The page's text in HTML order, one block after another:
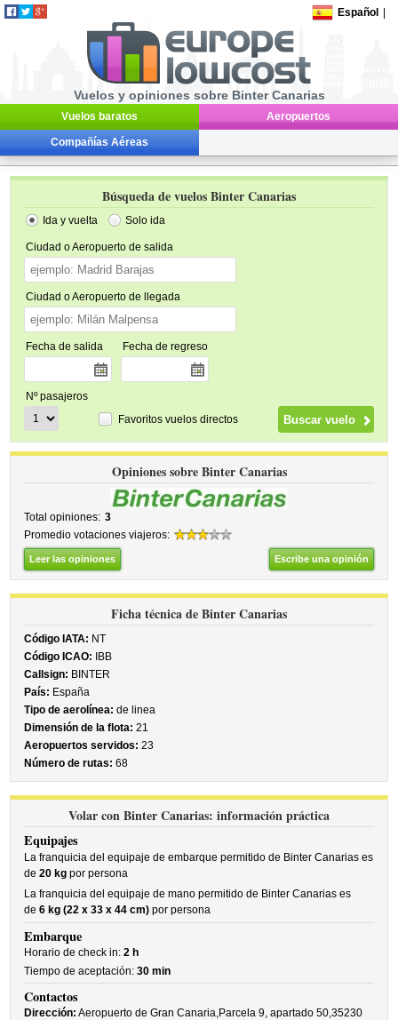
Español
Vuelos y opiniones sobre Binter Canarias
Vuelos baratos Aeropuertos
Compañías Aéreas
Búsqueda de vuelos Binter Canarias
Ida y vuelta Solo ida
Ciudad o Aeropuerto de salida
Ciudad o Aeropuerto de llegada
Fecha de salida Fecha de regreso
Nº pasajeros
Favoritos vuelos directos
Opiniones sobre Binter Canarias
Total opiniones: 3
Promedio votaciones viajeros:
Leer las opiniones Escribe una opinión
Ficha técnica de Binter Canarias
Código IATA: NT
Código ICAO: IBB
Callsign: BINTER
País: España
Tipo de aerolínea: de linea
Dimensión de la flota: 21
Aeropuertos servidos: 23
Número de rutas: 68
Volar con Binter Canarias: información práctica
Equipajes
La franquicia del equipaje de embarque permitido de Binter Canarias es
de20 kg por persona
La franquicia del equipaje de mano permitido de Binter Canarias es
de6 kg (22 x 33 x 44 cm) por persona
Embarque
Horario de check in:2 h
Tiempo de aceptación:30 min
Contactos
Dirección: Aeropuerto de Gran Canaria,Parcela 9, apartado 50,35230